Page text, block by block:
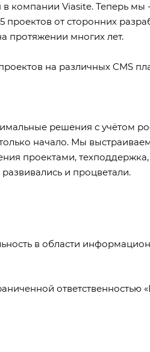
компании Viasite. Теперь мы -
от сторонних
протяжении многих лет.
на различных CMS
решения с учётом
начало. Мы
проектами, техподдержка,
и процветали.
в области
ответственностью